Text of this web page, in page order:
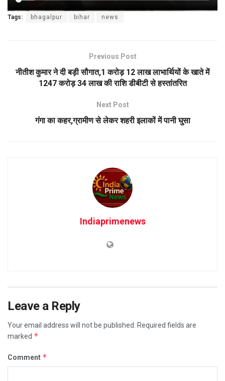
Tags: bhagalpur bihar news
Previous Post
नीतीश कुमार ने दी बड़ी सौगात,1 करोड़ 12 लाख लाभार्थियों के खाते में
1247 करोड़ 34 लाख की राशि डीबीटी से हस्तांतरित
Next Post
गंगा का कहर,ग्रामीण से लेकर शहरी इलाकों में पानी घुसा
Indiaprimenews
Leave a Reply
Your email address will not be published. Required fields are
marked *
Comment *